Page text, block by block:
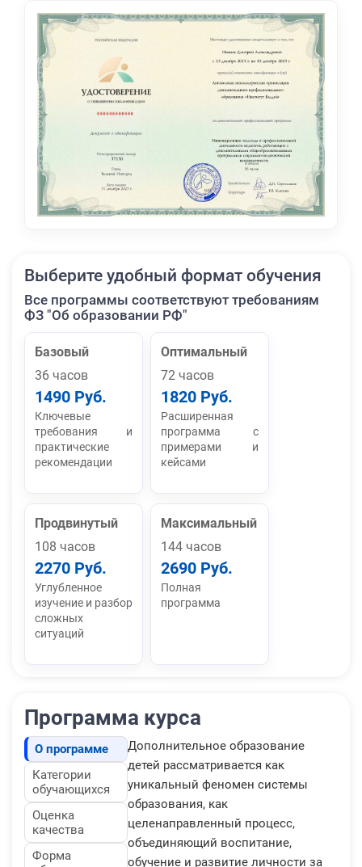
Выберите удобный формат обучения
Все программы соответствуют требованиям
ФЗ "Об образовании РФ"
Базовый
36 часов
1490 Руб.
Ключевые
требования и
практические
рекомендации
Оптимальный
72 часов
1820 Руб.
Расширенная
программа с
примерами и
кейсами
Продвинутый
108 часов
2270 Руб.
Углубленное
изучение и разбор
сложных
ситуаций
Максимальный
144 часов
2690 Руб.
Полная
программа
Программа курса
О программе
Категории
обучающихся
Оценка
качества
Форма
Дополнительное образование
детей рассматривается как
уникальный феномен системы
образования, как
целенаправленный процесс,
объединяющий воспитание,
обучение и развитие личности за